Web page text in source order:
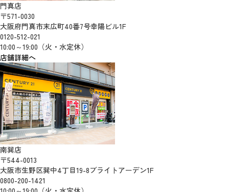
門真店
〒571-0030
大阪府門真市末広町40番7号幸陽ビル1F
0120-512-021
10:00～19:00（火・水定休）
店舗詳細へ
南巽店
〒544-0013
大阪市生野区巽中4丁目19-8ブライトアーデン1F
0800-200-1421